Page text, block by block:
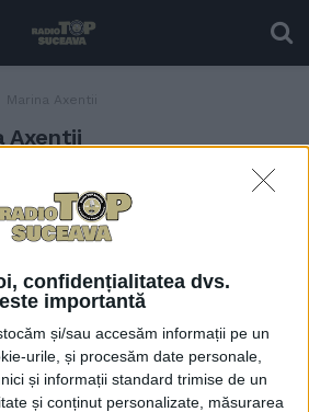
confidențialitatea dvs.
este importantă
și/sau accesăm informații pe un
urile, și procesăm date personale,
și informații standard trimise de un
și conținut personalizate, măsurarea
Marina Axentii
Axentii
O studentă în anul IV la
Facultatea de Inginerie
Alimentară Suceava a
pentru un stagiu de
cercetare de 9 luni la
Universitatea din Florida
3 OCTOMBRIE, 2025